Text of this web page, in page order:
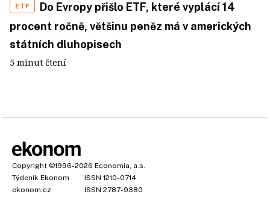
ETF
Do Evropy přišlo ETF, které vyplácí 14
procent ročně, většinu peněz má v amerických
státních dluhopisech
5 minut čtení
Copyright ©1996-2026 Economia, a.s.
Týdeník Ekonom
ISSN 1210-0714
ekonom.cz
ISSN 2787-9380